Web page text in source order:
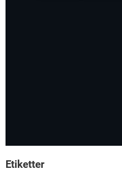
Etiketter